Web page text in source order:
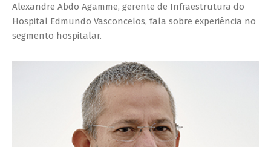
Alexandre Abdo Agamme, gerente de Infraestrutura do
Hospital Edmundo Vasconcelos, fala sobre experiência no
segmento hospitalar.